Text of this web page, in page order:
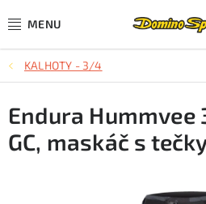
na
CYKLISTIKA
SJEZDOVÉ LYŽOVÁNÍ
SKIALPOVÉ LYŽOVÁNÍ
KALHOTY - 3/4
Endura
GC, maskáč s